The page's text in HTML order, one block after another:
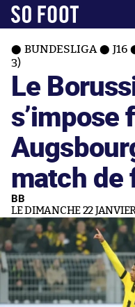
BUNDESLIGA J16
3)
Le
s’impose
match de
BB
LE DIMANCHE 22